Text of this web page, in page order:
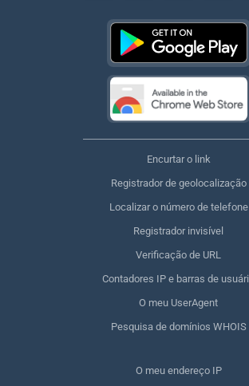
Encurtar o link
Registrador de geolocalização
Localizar o número de telefone
Registrador invisível
Verificação de URL
Contadores IP e barras de
O meu UserAgent
Pesquisa de domínios WHOIS
O meu endereço IP